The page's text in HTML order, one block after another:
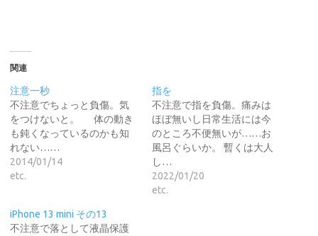
関連
注意一秒
不注意でちょっと負傷。気
をつけないと。 体の動き
も鈍くなっているのかも知
れない……
2014/01/14
etc.
指を
不注意で指を負傷。痛みは
ほぼ無いし日常生活には今
のところ不便無いが……お
風呂ぐらいか。 暫くは大人
し…
2022/01/20
etc.
iPhone 13 mini その13
不注意で落として液晶保護